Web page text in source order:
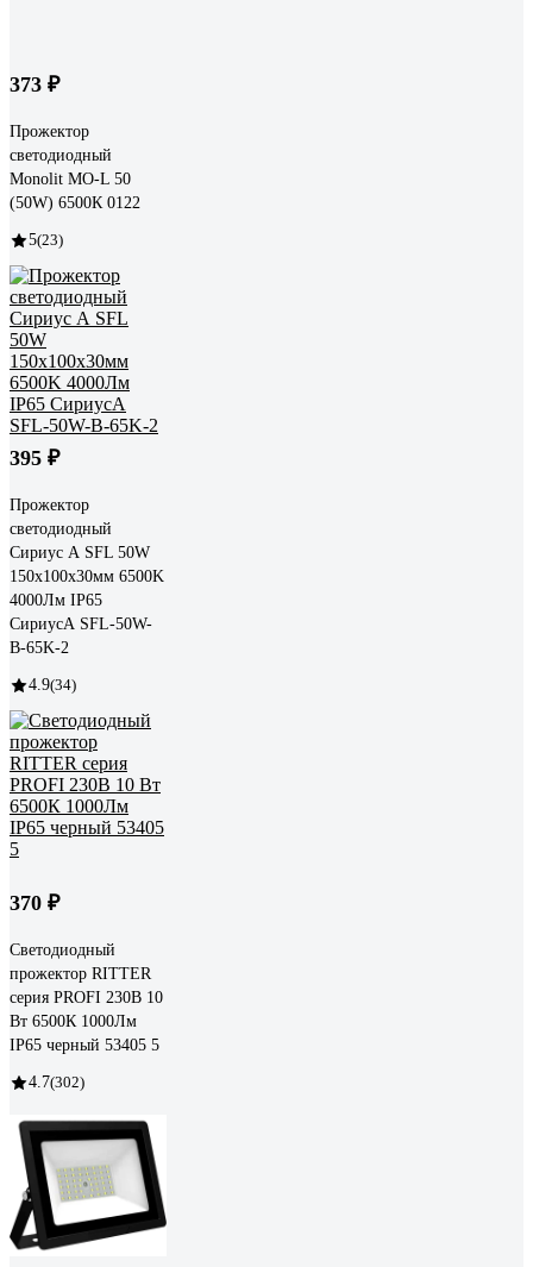
373 ₽
Прожектор
светодиодный
Monolit MO-L 50
(50W) 6500К 0122
5(23)
395 ₽
Прожектор
светодиодный
Сириус А SFL 50W
150x100x30мм 6500K
4000Лм IP65
СириусА SFL-50W-
B-65K-2
4.9(34)
370 ₽
Светодиодный
прожектор RITTER
серия PROFI 230В 10
Вт 6500К 1000Лм
IP65 черный 53405 5
4.7(302)